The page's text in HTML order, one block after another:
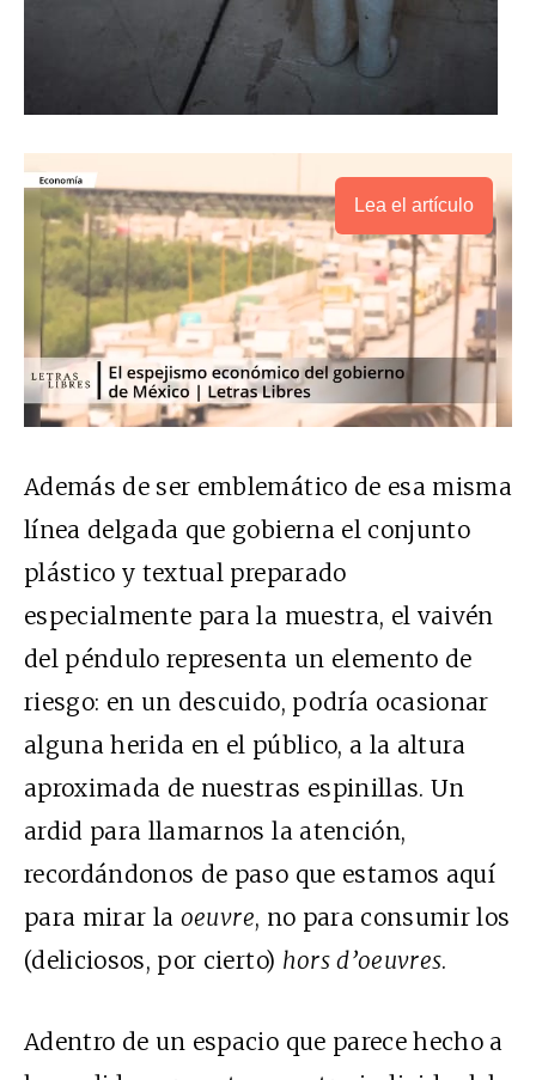
Lea el artículo
Además de ser emblemático de esa misma
línea delgada que gobierna el conjunto
plástico y textual preparado
especialmente para la muestra, el vaivén
del péndulo representa un elemento de
riesgo: en un descuido, podría ocasionar
alguna herida en el público, a la altura
aproximada de nuestras espinillas. Un
ardid para llamarnos la atención,
recordándonos de paso que estamos aquí
para mirar la oeuvre, no para consumir los
(deliciosos, por cierto) hors d’oeuvres.
Adentro de un espacio que parece hecho a